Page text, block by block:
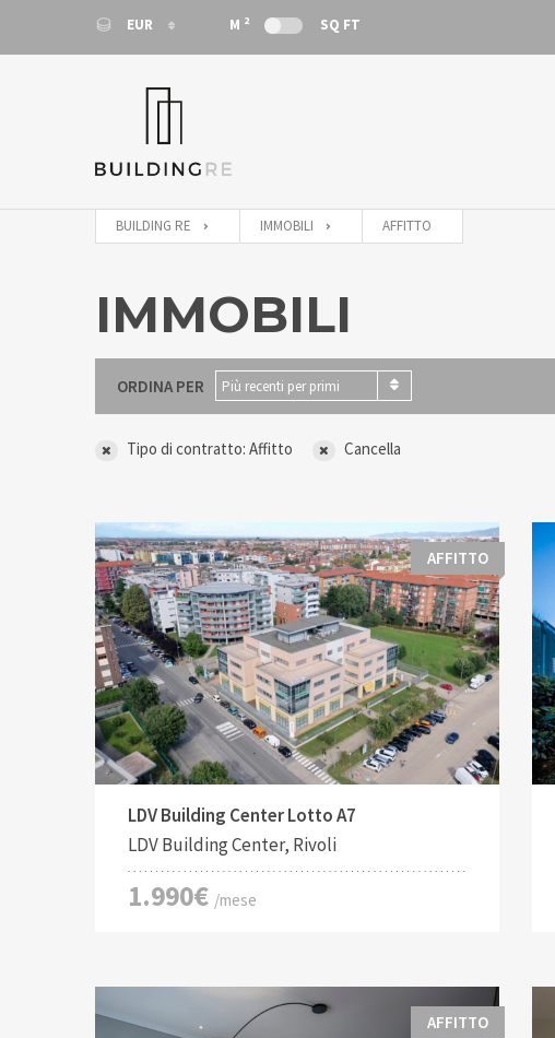
EUR
EUR
EUR
M 2 SQ FT
BUILDING RE IMMOBILI AFFITTO
IMMOBILI
ORDINA PER Più recenti per primi
Tipo di contratto: Affitto Cancella
Tipo di contratto:
Affitto
Costruito:
201 M
AFFITTO
LDV Building Center Lotto A7
LDV Building Center, Rivoli
1.990€ /mese
AFFITTO